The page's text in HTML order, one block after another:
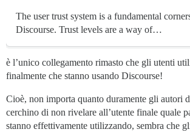
The user trust system is a fundamental
Discourse. Trust levels are a way of…
è l’unico collegamento rimasto che gli utenti
finalmente che stanno usando Discourse!
Cioè, non importa quanto duramente gli autori
cerchino di non rivelare all’utente finale quale
stanno effettivamente utilizzando, sembra che